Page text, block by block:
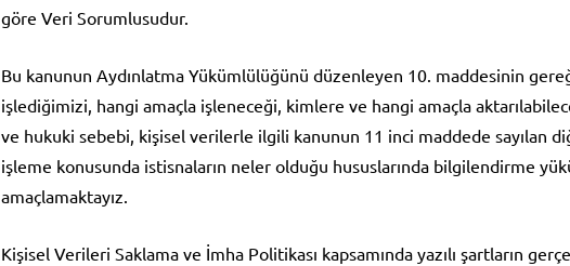
göre Veri Sorumlusudur.
Bu kanunun Aydınlatma Yükümlülüğünü düzenleyen 10. maddesinin
işlediğimizi, hangi amaçla işleneceği, kimlere ve hangi amaçla
ve hukuki sebebi, kişisel verilerle ilgili kanunun 11 inci maddede sayılan
işleme konusunda istisnaların neler olduğu hususlarında bilgilendirme
amaçlamaktayız.
Kişisel Verileri Saklama ve İmha Politikası kapsamında yazılı şartların